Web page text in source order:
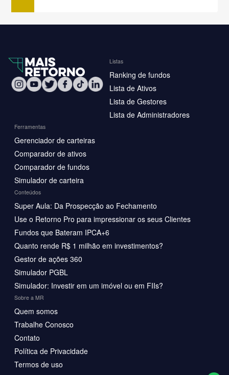
Listas
Ranking de fundos
Lista de Ativos
Lista de Gestores
Lista de Administradores
Ferramentas
Gerenciador de carteiras
Comparador de ativos
Comparador de fundos
Simulador de carteira
Conteúdos
Super Aula: Da Prospecção ao Fechamento
Use o Retorno Pro para impressionar os seus Clientes
Fundos que Bateram IPCA+6
Quanto rende R$ 1 milhão em investimentos?
Gestor de ações 360
Simulador PGBL
Simulador: Investir em um imóvel ou em FIIs?
Sobre a MR
Quem somos
Trabalhe Conosco
Contato
Política de Privacidade
Termos de uso